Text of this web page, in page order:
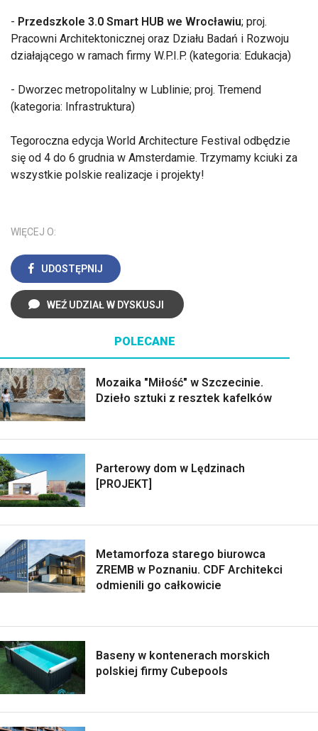
- Przedszkole 3.0 Smart HUB we Wrocławiu; proj.
Pracowni Architektonicznej oraz Działu Badań i Rozwoju
działającego w ramach firmy W.P.I.P. (kategoria: Edukacja)
- Dworzec metropolitalny w Lublinie; proj. Tremend
(kategoria: Infrastruktura)
Tegoroczna edycja World Architecture Festival odbędzie
się od 4 do 6 grudnia w Amsterdamie. Trzymamy kciuki za
wszystkie polskie realizacje i projekty!
WIĘCEJ O:
UDOSTĘPNIJ
WEŹ UDZIAŁ W DYSKUSJI
POLECANE
Mozaika "Miłość" w Szczecinie.
Dzieło sztuki z resztek kafelków
Parterowy dom w Lędzinach
[PROJEKT]
Metamorfoza starego biurowca
ZREMB w Poznaniu. CDF Architekci
odmienili go całkowicie
Baseny w kontenerach morskich
polskiej firmy Cubepools